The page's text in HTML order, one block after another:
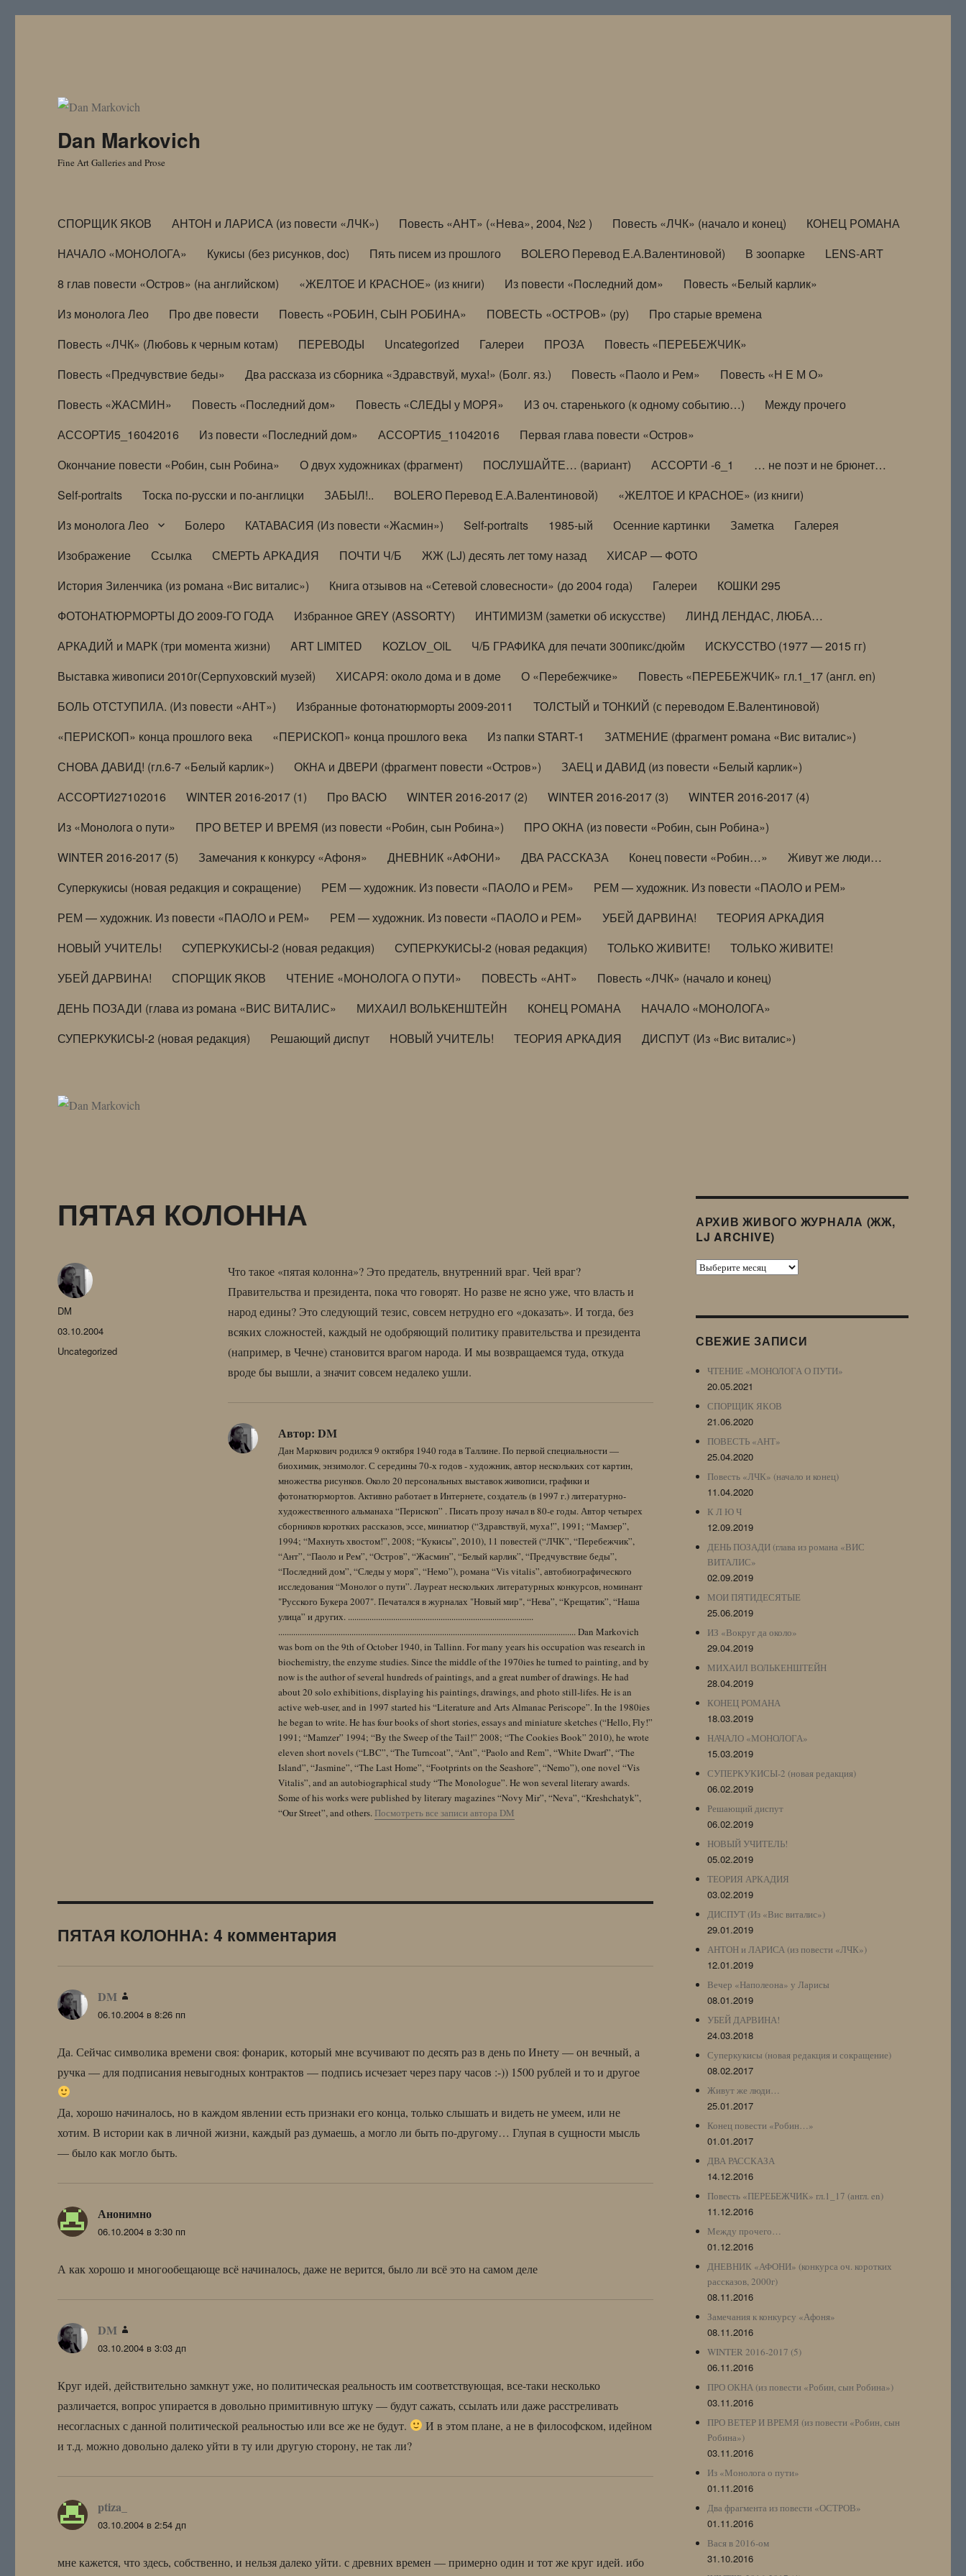
Dan Markovich
Fine Art Galleries and Prose
СПОРЩИК ЯКОВ АНТОН и ЛАРИСА (из повести «ЛЧК») Повесть «АНТ» («Нева», 2004, №2 ) Повесть «ЛЧК» (начало и конец)
КОНЕЦ РОМАНА
НАЧАЛО «МОНОЛОГА»
Кукисы (без рисунков, doc) Пять писем из прошлого BOLERO Перевод Е.А.Валентиновой) В зоопарке
LENS-ART
8 глав повести «Остров» (на английском)
«ЖЕЛТОЕ И КРАСНОЕ» (из книги) Из повести «Последний дом»
Повесть «Белый карлик»
Из монолога Лео
Про две повести Повесть «РОБИН, СЫН РОБИНА» ПОВЕСТЬ «ОСТРОВ» (ру)
Про старые времена
Повесть «ЛЧК» (Любовь к черным котам)
ПЕРЕВОДЫ Uncategorized Галереи ПРОЗА
Повесть «ПЕРЕБЕЖЧИК»
Повесть «Предчувствие беды»
Два рассказа из сборника «Здравствуй, муха!» (Болг. яз.) Повесть «Паоло и Рем»
Повесть «Н Е М О»
Повесть «ЖАСМИН»
Повесть «Последний дом» Повесть «СЛЕДЫ у МОРЯ» ИЗ оч. старенького (к одному событию…)
Между прочего
АССОРТИ5_16042016
Из повести «Последний дом» АССОРТИ5_11042016
Первая глава повести «Остров»
Окончание повести «Робин, сын Робина»
О двух художниках (фрагмент) ПОСЛУШАЙТЕ… (вариант) АССОРТИ -6_1
… не поэт и не брюнет…
Self-portraits
Тоска по-русски и по-англицки ЗАБЫЛ!.. BOLERO Перевод Е.А.Валентиновой)
«ЖЕЛТОЕ И КРАСНОЕ» (из книги)
Из монолога Лео
Болеро КАТАВАСИЯ (Из повести «Жасмин») Self-portraits 1985-ый Осенние картинки Заметка
Галерея
Изображение
Ссылка СМЕРТЬ АРКАДИЯ ПОЧТИ Ч/Б ЖЖ (LJ) десять лет тому назад
ХИСАР — ФОТО
История Зиленчика (из романа «Вис виталис»)
Книга отзывов на «Сетевой словесности» (до 2004 года) Галереи
КОШКИ 295
ФОТОНАТЮРМОРТЫ ДО 2009-ГО ГОДА
Избранное GREY (ASSORTY) ИНТИМИЗМ (заметки об искусстве)
ЛИНД ЛЕНДАС, ЛЮБА…
АРКАДИЙ и МАРК (три момента жизни)
ART LIMITED KOZLOV_OIL Ч/Б ГРАФИКА для печати 300пикс/дюйм
ИСКУССТВО (1977 — 2015 гг)
Выставка живописи 2010г(Серпуховский музей)
ХИСАРЯ: около дома и в доме О «Перебежчике»
Повесть «ПЕРЕБЕЖЧИК» гл.1_17 (англ. en)
БОЛЬ ОТСТУПИЛА. (Из повести «АНТ»)
Избранные фотонатюрморты 2009-2011
ТОЛСТЫЙ и ТОНКИЙ (с переводом Е.Валентиновой)
«ПЕРИСКОП» конца прошлого века
«ПЕРИСКОП» конца прошлого века Из папки START-1
ЗАТМЕНИЕ (фрагмент романа «Вис виталис»)
СНОВА ДАВИД! (гл.6-7 «Белый карлик»)
ОКНА и ДВЕРИ (фрагмент повести «Остров»)
ЗАЕЦ и ДАВИД (из повести «Белый карлик»)
АССОРТИ27102016
WINTER 2016-2017 (1) Про ВАСЮ WINTER 2016-2017 (2) WINTER 2016-2017 (3)
WINTER 2016-2017 (4)
Из «Монолога о пути»
ПРО ВЕТЕР И ВРЕМЯ (из повести «Робин, сын Робина»)
ПРО ОКНА (из повести «Робин, сын Робина»)
WINTER 2016-2017 (5)
Замечания к конкурсу «Афоня» ДНЕВНИК «АФОНИ» ДВА РАССКАЗА Конец повести «Робин…»
Живут же люди…
Суперкукисы (новая редакция и сокращение)
РЕМ — художник. Из повести «ПАОЛО и РЕМ»
РЕМ — художник. Из повести «ПАОЛО и РЕМ»
РЕМ — художник. Из повести «ПАОЛО и РЕМ»
РЕМ — художник. Из повести «ПАОЛО и РЕМ» УБЕЙ ДАРВИНА!
ТЕОРИЯ АРКАДИЯ
НОВЫЙ УЧИТЕЛЬ!
СУПЕРКУКИСЫ-2 (новая редакция) СУПЕРКУКИСЫ-2 (новая редакция) ТОЛЬКО ЖИВИТЕ!
ТОЛЬКО ЖИВИТЕ!
УБЕЙ ДАРВИНА!
СПОРЩИК ЯКОВ ЧТЕНИЕ «МОНОЛОГА О ПУТИ» ПОВЕСТЬ «АНТ»
Повесть «ЛЧК» (начало и конец)
ДЕНЬ ПОЗАДИ (глава из романа «ВИС ВИТАЛИС»
МИХАИЛ ВОЛЬКЕНШТЕЙН КОНЕЦ РОМАНА
НАЧАЛО «МОНОЛОГА»
СУПЕРКУКИСЫ-2 (новая редакция)
Решающий диспут НОВЫЙ УЧИТЕЛЬ! ТЕОРИЯ АРКАДИЯ ДИСПУТ (Из «Вис виталис»)
ПЯТАЯ КОЛОННА
Что такое «пятая колонна»? Это предатель, внутренний враг. Чей враг?
Правительства и президента, пока что говорят. Но разве не ясно уже, что власть и
народ едины? Это следующий тезис, совсем нетрудно его «доказать». И тогда, без
всяких сложностей, каждый не одобряющий политику правительства и президента
(например, в Чечне) становится врагом народа. И мы возвращаемся туда, откуда
вроде бы вышли, а значит совсем недалеко ушли.
Автор: DM
Дан Маркович родился 9 октября 1940 года в Таллине. По первой специальности —
биохимик, энзимолог. С середины 70-х годов - художник, автор нескольких сот картин,
множества рисунков. Около 20 персональных выставок живописи, графики и
фотонатюрмортов. Активно работает в Интернете, создатель (в 1997 г.) литературно-
художественного альманаха “Перископ” . Писать прозу начал в 80-е годы. Автор четырех
сборников коротких рассказов, эссе, миниатюр (“Здравствуй, муха!”, 1991; “Мамзер”,
1994; “Махнуть хвостом!”, 2008; “Кукисы”, 2010), 11 повестей (“ЛЧК”, “Перебежчик”,
“Ант”, “Паоло и Рем”, “Остров”, “Жасмин”, “Белый карлик”, “Предчувствие беды”,
“Последний дом”, “Следы у моря”, “Немо”), романа “Vis vitalis”, автобиографического
исследования “Монолог о пути”. Лауреат нескольких литературных конкурсов, номинант
"Русского Букера 2007". Печатался в журналах "Новый мир", “Нева”, “Крещатик”, “Наша
улица” и других. ......................................................................................
.......................................................................................................................................... Dan Markovich
was born on the 9th of October 1940, in Tallinn. For many years his occupation was research in
biochemistry, the enzyme studies. Since the middle of the 1970ies he turned to painting, and by
now is the author of several hundreds of paintings, and a great number of drawings. He had
about 20 solo exhibitions, displaying his paintings, drawings, and photo still-lifes. He is an
active web-user, and in 1997 started his “Literature and Arts Almanac Periscope”. In the 1980ies
he began to write. He has four books of short stories, essays and miniature sketches (“Hello, Fly!”
1991; “Mamzer” 1994; “By the Sweep of the Tail!” 2008; “The Cookies Book” 2010), he wrote
eleven short novels (“LBC”, “The Turncoat”, “Ant”, “Paolo and Rem”, “White Dwarf”, “The
Island”, “Jasmine”, “The Last Home”, “Footprints on the Seashore”, “Nemo”), one novel “Vis
Vitalis”, and an autobiographical study “The Monologue”. He won several literary awards.
Some of his works were published by literary magazines “Novy Mir”, “Neva”, “Kreshchatyk”,
“Our Street”, and others. Посмотреть все записи автора DM
Автор
DM
Опубликовано
03.10.2004
Рубрики
Uncategorized
ПЯТАЯ КОЛОННА: 4 комментария
DM
06.10.2004 в 8:26 пп
Да. Сейчас символика времени своя: фонарик, который мне всучивают по десять раз в день по Инету — он вечный, а
ручка — для подписания невыгодных контрактов — подпись исчезает через пару часов :-)) 1500 рублей и то и другое
Да, хорошо начиналось, но в каждом явлении есть признаки его конца, только слышать и видеть не умеем, или не
хотим. В истории как в личной жизни, каждый раз думаешь, а могло ли быть по-другому… Глупая в сущности мысль
— было как могло быть.
Анонимно
06.10.2004 в 3:30 пп
А как хорошо и многообещающе всё начиналось, даже не верится, было ли всё это на самом деле
DM
03.10.2004 в 3:03 дп
Круг идей, действительно замкнут уже, но политическая реальность им соответствующая, все-таки несколько
различается, вопрос упирается в довольно примитивную штуку — будут сажать, ссылать или даже расстреливать
несогласных с данной политической реальностью или все же не будут.
И в этом плане, а не в философском, идейном
и т.д. можно довольно далеко уйти в ту или другую сторону, не так ли?
ptiza_
03.10.2004 в 2:54 дп
мне кажется, что здесь, собственно, и нельзя далеко уйти. с древних времен — примерно один и тот же круг идей. ибо
АРХИВ ЖИВОГО ЖУРНАЛА (ЖЖ,
LJ ARCHIVE)
Архив
Archive)
СВЕЖИЕ ЗАПИСИ
ЧТЕНИЕ «МОНОЛОГА О ПУТИ»
20.05.2021
СПОРЩИК ЯКОВ
21.06.2020
ПОВЕСТЬ «АНТ»
25.04.2020
Повесть «ЛЧК» (начало и конец)
11.04.2020
К Л Ю Ч
12.09.2019
ДЕНЬ ПОЗАДИ (глава из романа «ВИС
ВИТАЛИС»
02.09.2019
МОИ ПЯТИДЕСЯТЫЕ
25.06.2019
ИЗ «Вокруг да около»
29.04.2019
МИХАИЛ ВОЛЬКЕНШТЕЙН
28.04.2019
КОНЕЦ РОМАНА
18.03.2019
НАЧАЛО «МОНОЛОГА»
15.03.2019
СУПЕРКУКИСЫ-2 (новая редакция)
06.02.2019
Решающий диспут
06.02.2019
НОВЫЙ УЧИТЕЛЬ!
05.02.2019
ТЕОРИЯ АРКАДИЯ
03.02.2019
ДИСПУТ (Из «Вис виталис»)
29.01.2019
АНТОН и ЛАРИСА (из повести «ЛЧК»)
12.01.2019
Вечер «Наполеона» у Ларисы
08.01.2019
УБЕЙ ДАРВИНА!
24.03.2018
Суперкукисы (новая редакция и сокращение)
08.02.2017
Живут же люди…
25.01.2017
Конец повести «Робин…»
01.01.2017
ДВА РАССКАЗА
14.12.2016
Повесть «ПЕРЕБЕЖЧИК» гл.1_17 (англ. en)
11.12.2016
Между прочего…
01.12.2016
ДНЕВНИК «АФОНИ» (конкурса оч. коротких
рассказов, 2000г)
08.11.2016
Замечания к конкурсу «Афоня»
08.11.2016
WINTER 2016-2017 (5)
06.11.2016
ПРО ОКНА (из повести «Робин, сын Робина»)
03.11.2016
ПРО ВЕТЕР И ВРЕМЯ (из повести «Робин, сын
Робина»)
03.11.2016
Из «Монолога о пути»
01.11.2016
Два фрагмента из повести «ОСТРОВ»
01.11.2016
Вася в 2016-ом
31.10.2016